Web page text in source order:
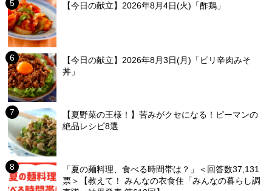
【今日の献立】2026年8月4日(火)「酢鶏」
【今日の献立】2026年8月3日(月)「ピリ辛肉みそ
丼」
【夏野菜の王様！】苦みがクセになる！ピーマンの
絶品レシピ8選
「夏の麺料理、食べる時間帯は？」＜回答数37,131
票＞【教えて！ みんなの衣食住「みんなの暮らし調